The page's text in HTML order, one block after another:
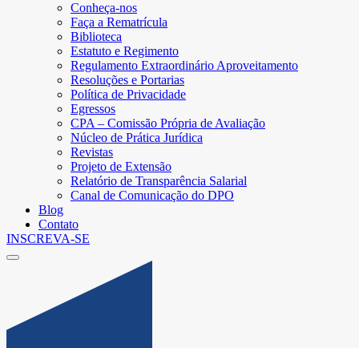
Conheça-nos
Faça a Rematrícula
Biblioteca
Estatuto e Regimento
Regulamento Extraordinário Aproveitamento
Resoluções e Portarias
Política de Privacidade
Egressos
CPA – Comissão Própria de Avaliação
Núcleo de Prática Jurídica
Revistas
Projeto de Extensão
Relatório de Transparência Salarial
Canal de Comunicação do DPO
Blog
Contato
INSCREVA-SE